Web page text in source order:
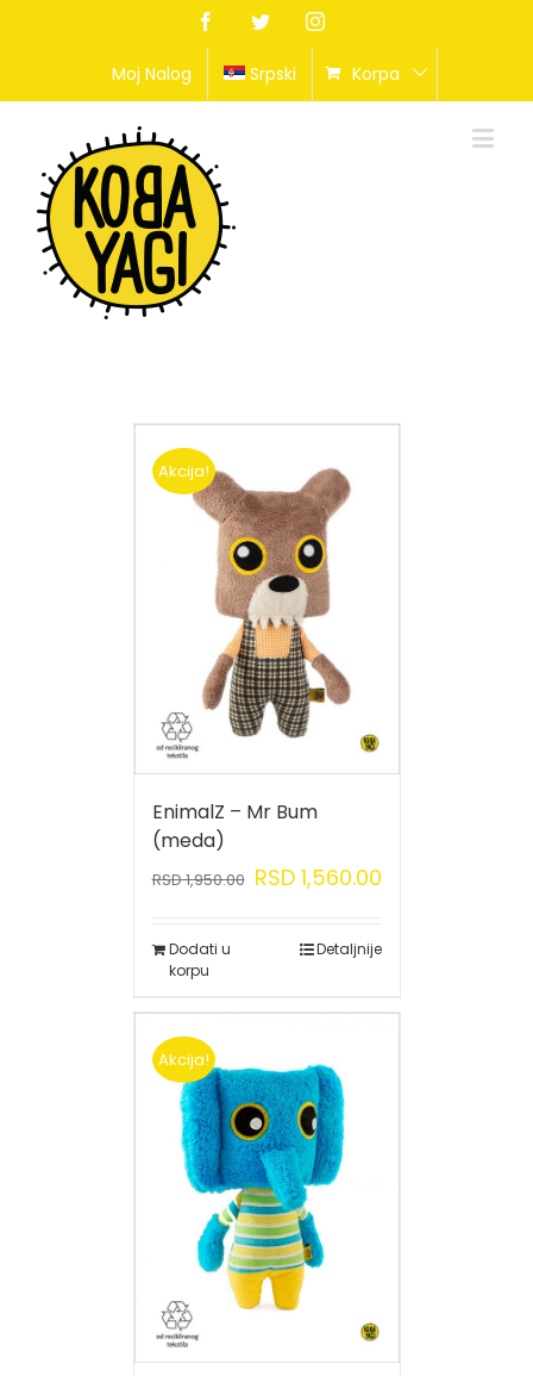
FacebookTwitterInstagram
Moj Nalog Srpski Korpa
Akcija!
EnimalZ – Mr Bum
(meda)
RSD1,950.00 RSD1,560.00
Dodati u
korpu
Detaljnije
Akcija!